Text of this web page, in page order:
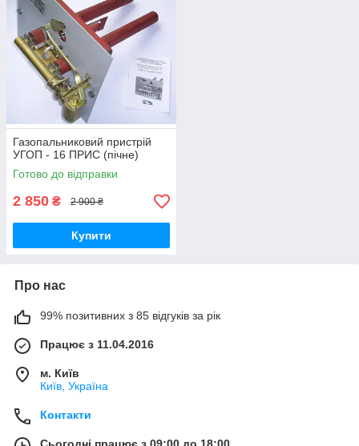
Газопальниковий пристрій
УГОП - 16 ПРИС (пічне)
Готово до відправки
2 850 ₴ 2 900 ₴
Купити
Про нас
99% позитивних з 85 відгуків за рік
Працює з 11.04.2016
м. Київ
Київ, Україна
Контакти